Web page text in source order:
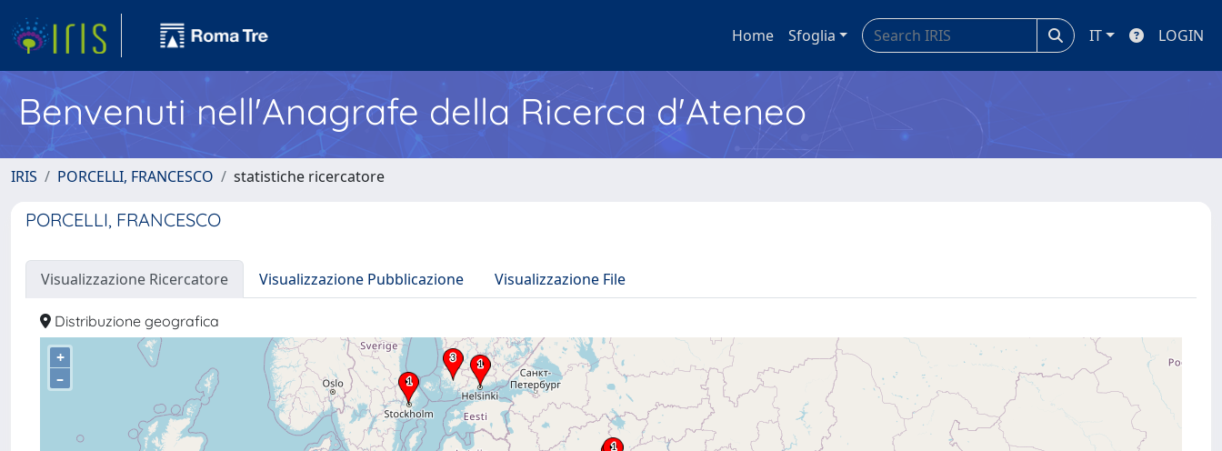
Home Sfoglia IT LOGIN
Benvenuti nell'Anagrafe della Ricerca d'Ateneo
IRIS PORCELLI, FRANCESCO statistiche ricercatore
PORCELLI, FRANCESCO
Visualizzazione Ricercatore Visualizzazione Pubblicazione Visualizzazione File
Distribuzione geografica
+
–